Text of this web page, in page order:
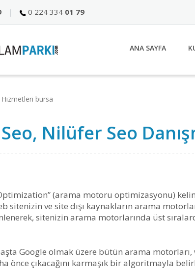
0 224 334 01 79
ANA SAYFA
Hizmetleri bursa
Nilüfer Seo
(arama motoru optimizasyonu)
sitenizin ve site dışı kaynakların arama
sitenizin arama motorlarında üst
Google olmak üzere bütün arama
önce çıkacağını karmaşık bir algoritmayla